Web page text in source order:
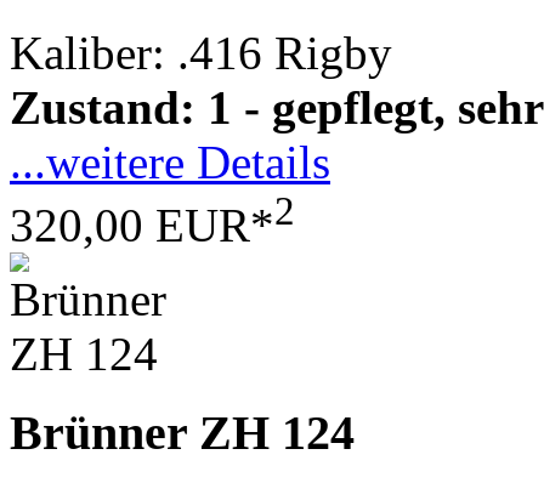
Kaliber: .416 Rigby
Zustand: 1 - gepflegt,
...weitere Details
320,00 EUR*2
Brünner ZH 124